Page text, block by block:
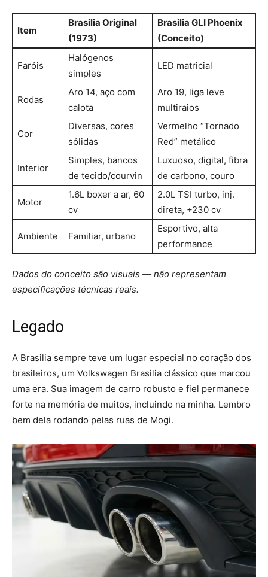
Item
Brasilia Original
(1973)
Brasilia GLI Phoenix
(Conceito)
Faróis
Halógenos
simples
LED matricial
Rodas
Aro 14, aço com
calota
Aro 19, liga leve
multiraios
Cor
Diversas, cores
sólidas
Vermelho “Tornado
Red” metálico
Interior
Simples, bancos
de tecido/courvin
Luxuoso, digital, fibra
de carbono, couro
Motor
1.6L boxer a ar, 60
cv
2.0L TSI turbo, inj.
direta, +230 cv
Ambiente Familiar, urbano
Esportivo, alta
performance
Dados do conceito são visuais — não representam
especificações técnicas reais.
Legado
A Brasilia sempre teve um lugar especial no coração dos
brasileiros, um Volkswagen Brasilia clássico que marcou
uma era. Sua imagem de carro robusto e fiel permanece
forte na memória de muitos, incluindo na minha. Lembro
bem dela rodando pelas ruas de Mogi.